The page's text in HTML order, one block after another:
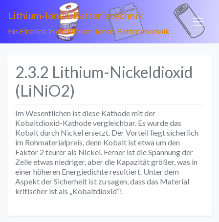
Lithium-Ionen-Batterietechnik
Ein Einblick in die Lithium-Ionen-Batterietechnik
2.3.2 Lithium-Nickeldioxid
(LiNiO2)
Im Wesentlichen ist diese Kathode mit der
Kobaltdioxid-Kathode vergleichbar. Es wurde das
Kobalt durch Nickel ersetzt. Der Vorteil liegt sicherlich
im Rohmaterialpreis, denn Kobalt ist etwa um den
Faktor 2 teurer als Nickel. Ferner ist die Spannung der
Zelle etwas niedriger, aber die Kapazität größer, was in
einer höheren Energiedichte resultiert. Unter dem
Aspekt der Sicherheit ist zu sagen, dass das Material
kritischer ist als „Kobaltdioxid“!